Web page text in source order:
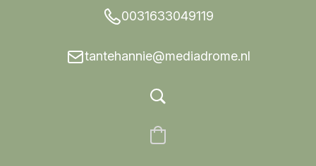
0031633049119
tantehannie@mediadrome.nl